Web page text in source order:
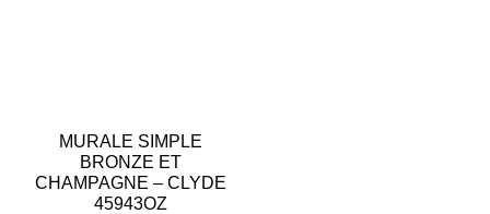
MURALE SIMPLE
BRONZE ET
CHAMPAGNE – CLYDE
45943OZ